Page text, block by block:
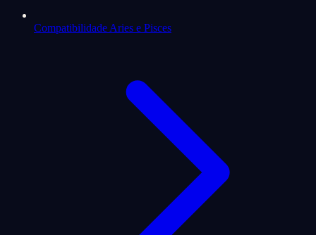
Compatibilidade Aries e Pisces